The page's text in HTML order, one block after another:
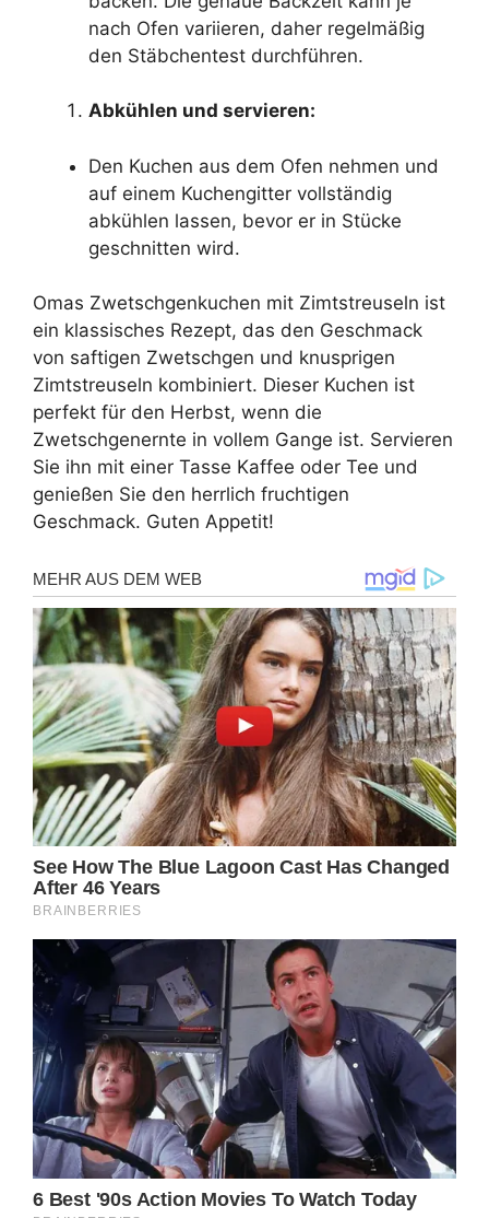
nach Ofen variieren, daher regelmäßig
den Stäbchentest durchführen.
Abkühlen und servieren:
Den Kuchen aus dem Ofen nehmen und
auf einem Kuchengitter vollständig
abkühlen lassen, bevor er in Stücke
geschnitten wird.
Omas Zwetschgenkuchen mit Zimtstreuseln ist
ein klassisches Rezept, das den Geschmack
von saftigen Zwetschgen und knusprigen
Zimtstreuseln kombiniert. Dieser Kuchen ist
perfekt für den Herbst, wenn die
Zwetschgenernte in vollem Gange ist. Servieren
Sie ihn mit einer Tasse Kaffee oder Tee und
genießen Sie den herrlich fruchtigen
Geschmack. Guten Appetit!